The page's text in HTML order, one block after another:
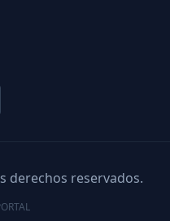
derechos reservados.